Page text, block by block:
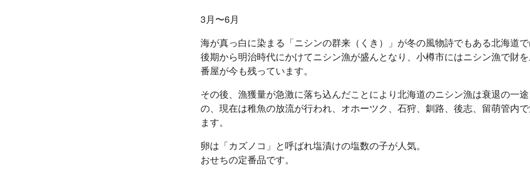
3月〜6月
海が真っ白に染まる「ニシンの群来（くき）」が冬の風物詩でもある北海道
後期から明治時代にかけてニシン漁が盛んとなり、小樽市にはニシン漁で財
番屋が今も残っています。
その後、漁獲量が急激に落ち込んだことにより北海道のニシン漁は衰退の一
の、現在は稚魚の放流が行われ、オホーツク、石狩、釧路、後志、留萌管内
ます。
卵は「カズノコ」と呼ばれ塩漬けの塩数の子が人気。
おせちの定番品です。